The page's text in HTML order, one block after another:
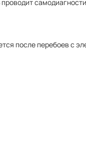
после перебоев с